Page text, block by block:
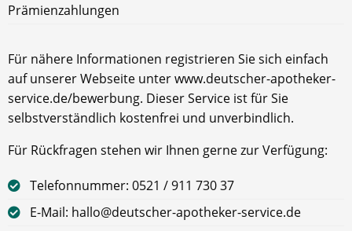
Prämienzahlungen
Für nähere Informationen registrieren Sie sich einfach
auf unserer Webseite unter www.deutscher-apotheker-
service.de/bewerbung. Dieser Service ist für Sie
selbstverständlich kostenfrei und unverbindlich.
Für Rückfragen stehen wir Ihnen gerne zur Verfügung:
Telefonnummer: 0521 / 911 730 37
E-Mail: hallo@deutscher-apotheker-service.de